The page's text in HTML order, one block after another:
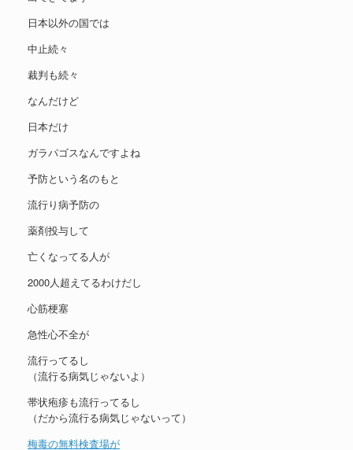
日本以外の国では
中止続々
裁判も続々
なんだけど
日本だけ
ガラパゴスなんですよね
予防という名のもと
流行り病予防の
薬剤投与して
亡くなってる人が
2000人超えてるわけだし
心筋梗塞
急性心不全が
流行ってるし
（流行る病気じゃないよ）
帯状疱疹も流行ってるし
（だから流行る病気じゃないって）
梅毒の無料検査場が